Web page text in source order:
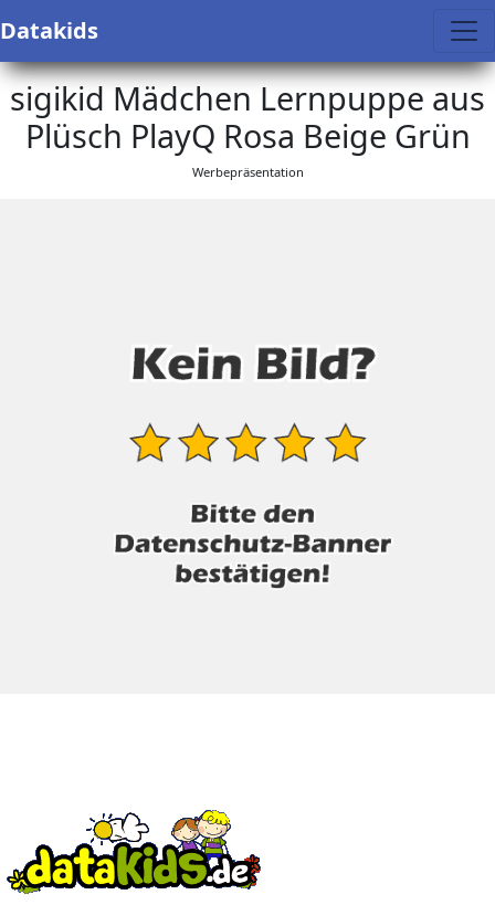
Datakids
sigikid Mädchen Lernpuppe aus
Plüsch PlayQ Rosa Beige Grün
Werbepräsentation